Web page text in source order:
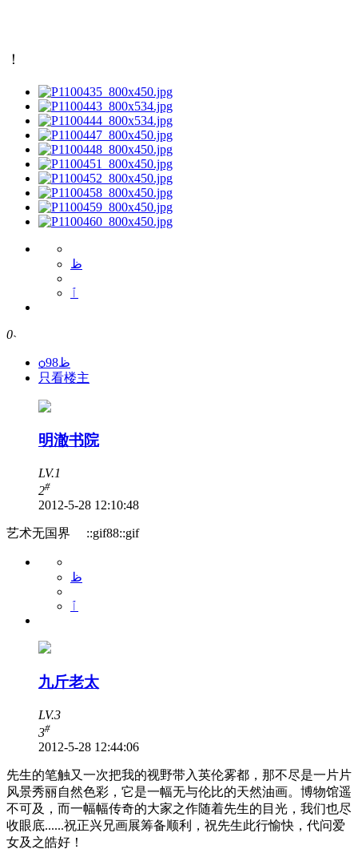
！
ظ
ٱ
0˴
ѻظ98
只看楼主
明澈书院
LV.1
2#
2012-5-28 12:10:48
艺术无国界 ::gif88::gif
ظ
ٱ
九斤老太
LV.3
3#
2012-5-28 12:44:06
先生的笔触又一次把我的视野带入英伦雾都，那不尽是一片片
风景秀丽自然色彩，它是一幅无与伦比的天然油画。博物馆遥
不可及，而一幅幅传奇的大家之作随着先生的目光，我们也尽
收眼底......祝正兴兄画展筹备顺利，祝先生此行愉快，代问爱
女及之皓好！